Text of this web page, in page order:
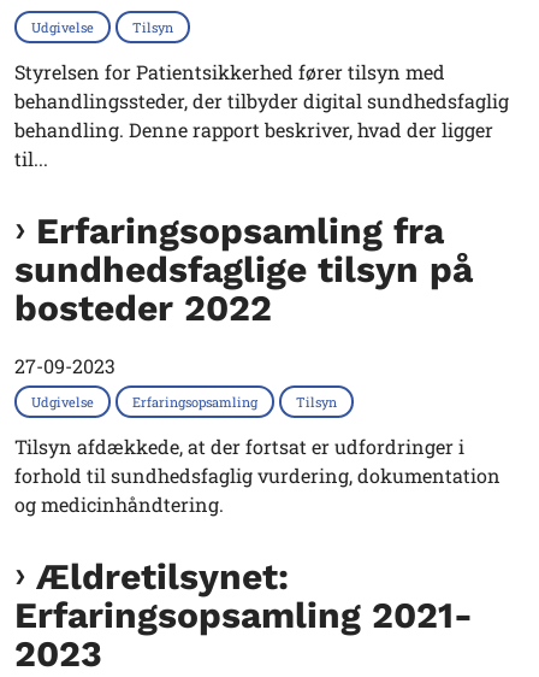
Udgivelse Tilsyn
Styrelsen for Patientsikkerhed fører tilsyn med
behandlingssteder, der tilbyder digital sundhedsfaglig
behandling. Denne rapport beskriver, hvad der ligger
til...
Erfaringsopsamling fra
sundhedsfaglige tilsyn på
bosteder 2022
27-09-2023
Udgivelse Erfaringsopsamling Tilsyn
Tilsyn afdækkede, at der fortsat er udfordringer i
forhold til sundhedsfaglig vurdering, dokumentation
og medicinhåndtering.
Ældretilsynet:
Erfaringsopsamling 2021-
2023